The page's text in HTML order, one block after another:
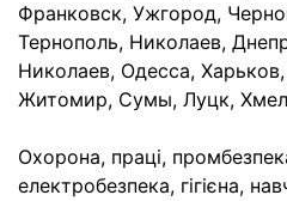
Франковск, Ужгород,
Тернополь, Николаев,
Николаев, Одесса,
Житомир, Сумы, Луцк,
Охорона, праці,
електробезпека, гігієна,